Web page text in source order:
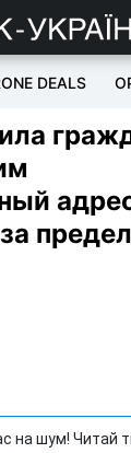
DEALS
на шум! Читай